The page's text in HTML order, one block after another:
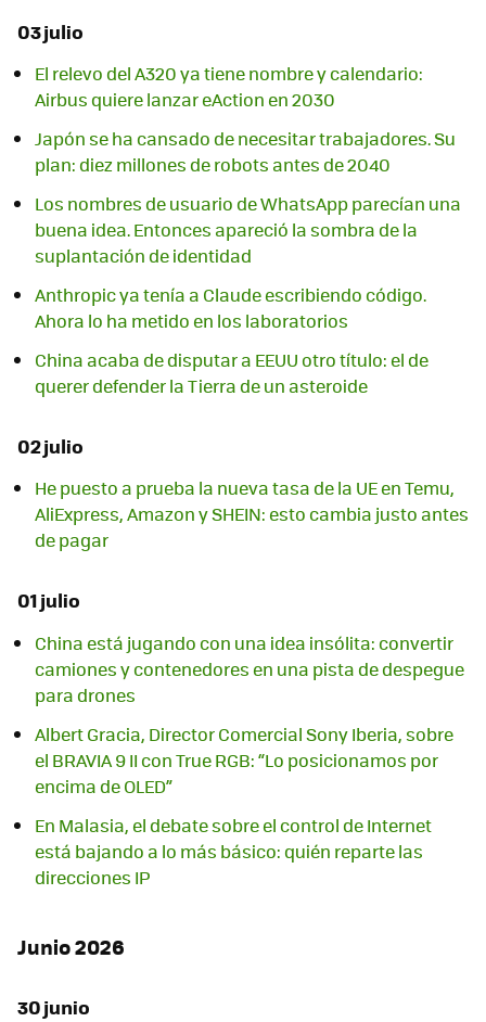
03 julio
El relevo del A320 ya tiene nombre y calendario:
Airbus quiere lanzar eAction en 2030
Japón se ha cansado de necesitar trabajadores. Su
plan: diez millones de robots antes de 2040
Los nombres de usuario de WhatsApp parecían una
buena idea. Entonces apareció la sombra de la
suplantación de identidad
Anthropic ya tenía a Claude escribiendo código.
Ahora lo ha metido en los laboratorios
China acaba de disputar a EEUU otro título: el de
querer defender la Tierra de un asteroide
02 julio
He puesto a prueba la nueva tasa de la UE en Temu,
AliExpress, Amazon y SHEIN: esto cambia justo antes
de pagar
01 julio
China está jugando con una idea insólita: convertir
camiones y contenedores en una pista de despegue
para drones
Albert Gracia, Director Comercial Sony Iberia, sobre
el BRAVIA 9 II con True RGB: “Lo posicionamos por
encima de OLED”
En Malasia, el debate sobre el control de Internet
está bajando a lo más básico: quién reparte las
direcciones IP
Junio 2026
30 junio